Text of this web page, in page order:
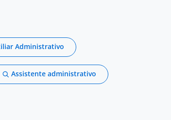
Administrativo
Assistente administrativo